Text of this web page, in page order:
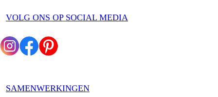
VOLG ONS OP SOCIAL MEDIA
SAMENWERKINGEN